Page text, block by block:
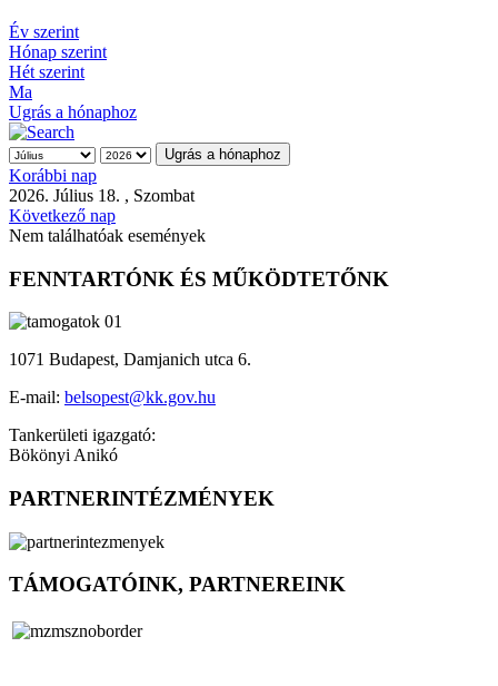
Év szerint
Hónap szerint
Hét szerint
Ma
Ugrás a hónaphoz
Ugrás a hónaphoz
Korábbi nap
2026. Július 18. , Szombat
Következő nap
Nem találhatóak események
FENNTARTÓNK ÉS MŰKÖDTETŐNK
1071 Budapest, Damjanich utca 6.
E-mail: belsopest@kk.gov.hu
Tankerületi igazgató:
Bökönyi Anikó
PARTNERINTÉZMÉNYEK
TÁMOGATÓINK, PARTNEREINK